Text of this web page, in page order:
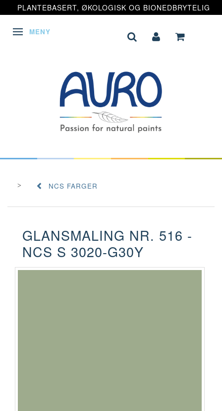
PLANTEBASERT, ØKOLOGISK OG BIONEDBRYTELIG
VEKSLE NAVIGASJON
MENY
NCS FARGER
GLANSMALING NR. 516 -
NCS S 3020-G30Y